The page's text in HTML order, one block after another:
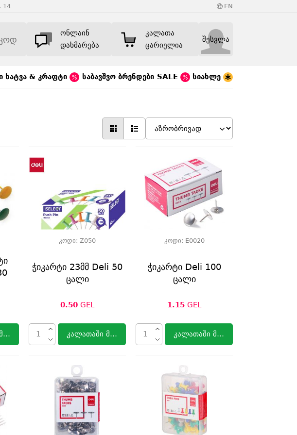
14 EN
ონლაინ
დახმარება
კალათა
ცარიელია
შესვლა
ხატვა & კრაფტი საბავშვო ბრენდები SALE სიახლე
კოდი: Z050
ჭიკარტი 23მმ Deli 50
ცალი
0.50 GEL
კალათაში მოთავსება
კოდი: E0020
ჭიკარტი Deli 100
ცალი
1.15 GEL
კალათაში მოთავსება